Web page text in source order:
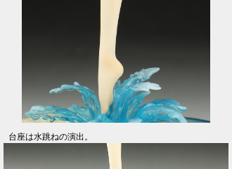
台座は水跳ねの演出。